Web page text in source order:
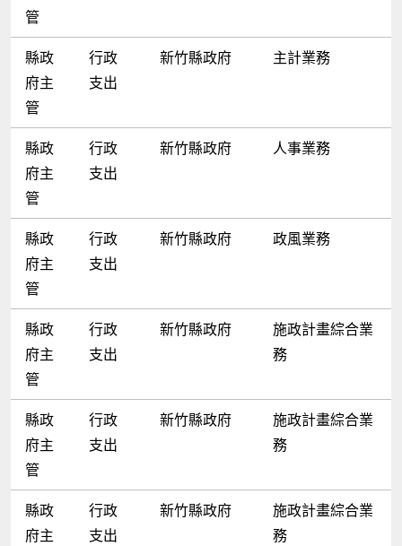
管
縣政
府主
管
行政
支出
新竹縣政府 主計業務
縣政
府主
管
行政
支出
新竹縣政府 人事業務
縣政
府主
管
行政
支出
新竹縣政府 政風業務
縣政
府主
管
行政
支出
新竹縣政府
施政計畫綜合業
務
縣政
府主
管
行政
支出
新竹縣政府
施政計畫綜合業
務
縣政
府主
行政
支出
新竹縣政府
施政計畫綜合業
務